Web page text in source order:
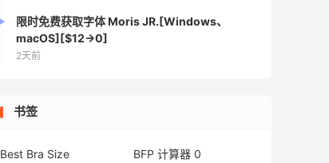
限时免费获取字体 Moris JR.[Windows、
macOS][$12→0]
2天前
书签
Best Bra Size
BFP 计算器 0